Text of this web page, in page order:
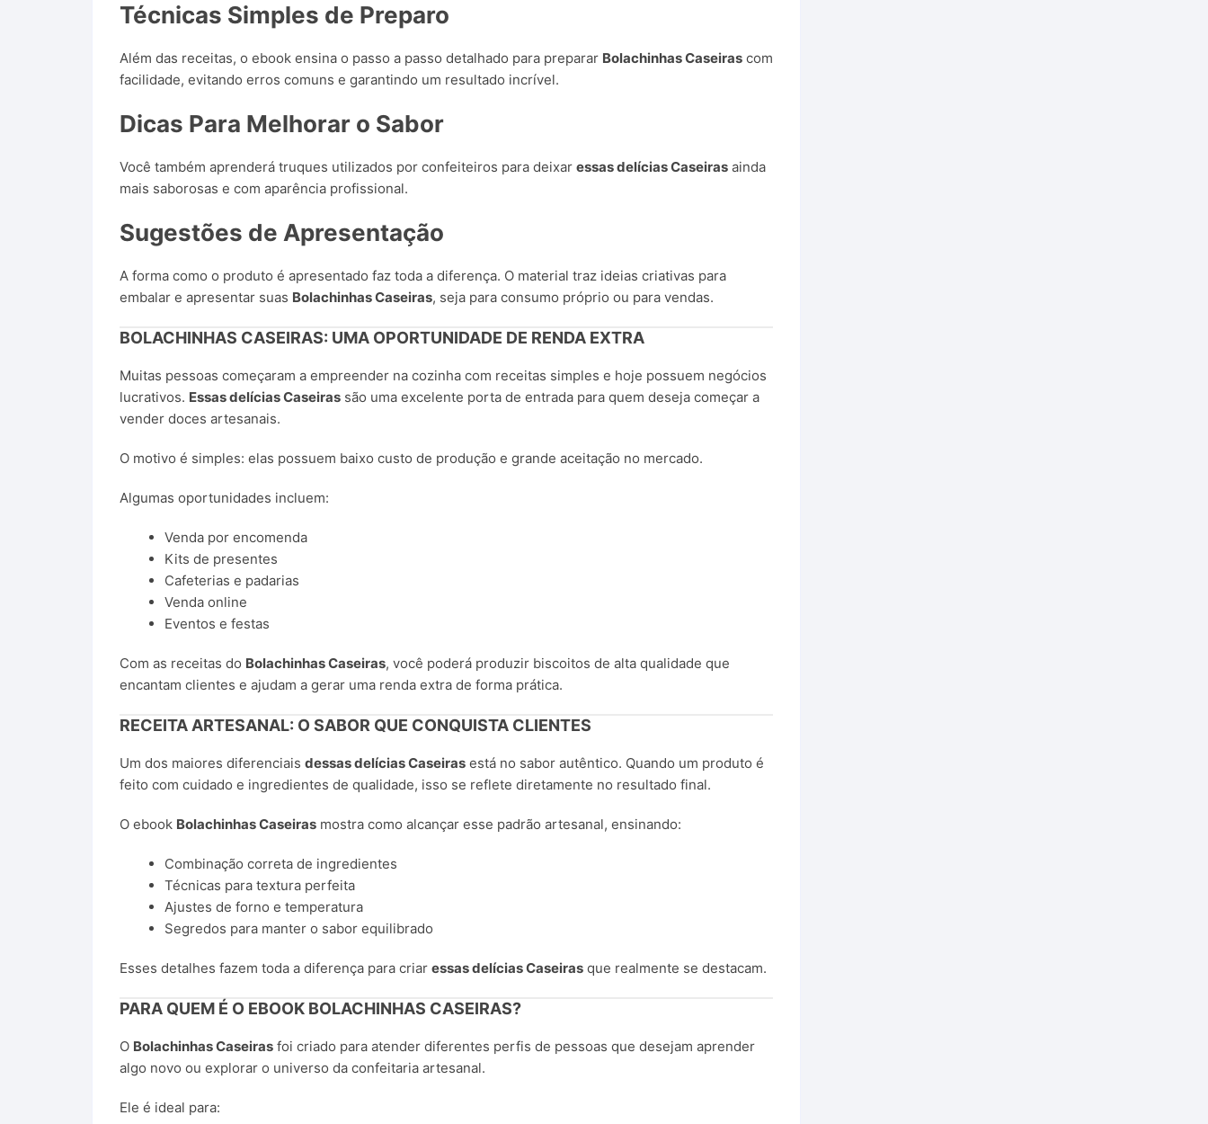
Técnicas Simples de Preparo
Além das receitas, o ebook ensina o passo a passo detalhado para preparar Bolachinhas Caseiras com
facilidade, evitando erros comuns e garantindo um resultado incrível.
Dicas Para Melhorar o Sabor
Você também aprenderá truques utilizados por confeiteiros para deixar essas delícias Caseiras ainda
mais saborosas e com aparência profissional.
Sugestões de Apresentação
A forma como o produto é apresentado faz toda a diferença. O material traz ideias criativas para
embalar e apresentar suas Bolachinhas Caseiras, seja para consumo próprio ou para vendas.
BOLACHINHAS CASEIRAS: UMA OPORTUNIDADE DE RENDA EXTRA
Muitas pessoas começaram a empreender na cozinha com receitas simples e hoje possuem negócios
lucrativos. Essas delícias Caseiras são uma excelente porta de entrada para quem deseja começar a
vender doces artesanais.
O motivo é simples: elas possuem baixo custo de produção e grande aceitação no mercado.
Algumas oportunidades incluem:
Venda por encomenda
Kits de presentes
Cafeterias e padarias
Venda online
Eventos e festas
Com as receitas do Bolachinhas Caseiras, você poderá produzir biscoitos de alta qualidade que
encantam clientes e ajudam a gerar uma renda extra de forma prática.
RECEITA ARTESANAL: O SABOR QUE CONQUISTA CLIENTES
Um dos maiores diferenciais dessas delícias Caseiras está no sabor autêntico. Quando um produto é
feito com cuidado e ingredientes de qualidade, isso se reflete diretamente no resultado final.
O ebook Bolachinhas Caseiras mostra como alcançar esse padrão artesanal, ensinando:
Combinação correta de ingredientes
Técnicas para textura perfeita
Ajustes de forno e temperatura
Segredos para manter o sabor equilibrado
Esses detalhes fazem toda a diferença para criar essas delícias Caseiras que realmente se destacam.
PARA QUEM É O EBOOK BOLACHINHAS CASEIRAS?
O Bolachinhas Caseiras foi criado para atender diferentes perfis de pessoas que desejam aprender
algo novo ou explorar o universo da confeitaria artesanal.
Ele é ideal para: